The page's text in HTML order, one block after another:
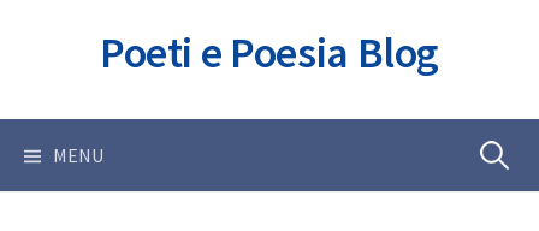
Poeti e Poesia Blog
MENU Ricerca